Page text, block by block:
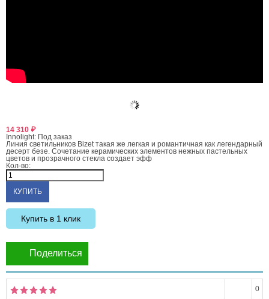
14 310 ₽
Innolight: Под заказ
Линия светильников Bizet такая же легкая и романтичная как легендарный
десерт безе. Сочетание керамических элементов нежных пастельных
цветов и прозрачного стекла создает эфф
Кол-во:
Купить в 1 клик
Поделиться
0